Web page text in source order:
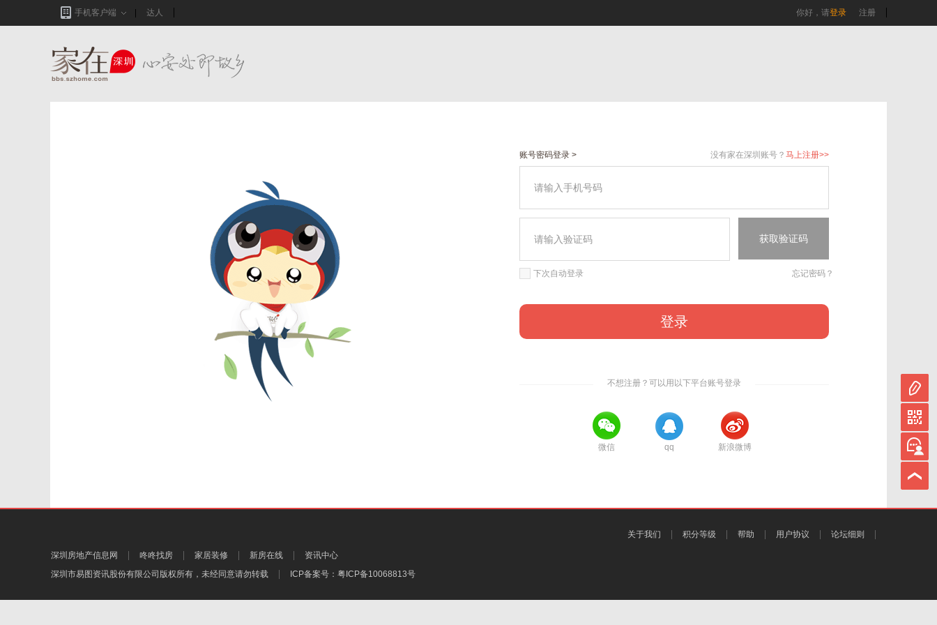
手机客户端 达人 你好，请登录 注册
账号密码登录 > 没有家在深圳账号？ 马上注册>>
获取验证码
下次自动登录 忘记密码？
登录
不想注册？可以用以下平台账号登录
微信 qq 新浪微博
深圳房地产信息网 咚咚找房 家居装修 新房在线
资讯中心
深圳市易图资讯股份有限公司 版权所有，未经同意请勿转载 ICP备案号： 粤ICP备10068813号
关于我们 积分等级 帮助 用户协议 论坛细则